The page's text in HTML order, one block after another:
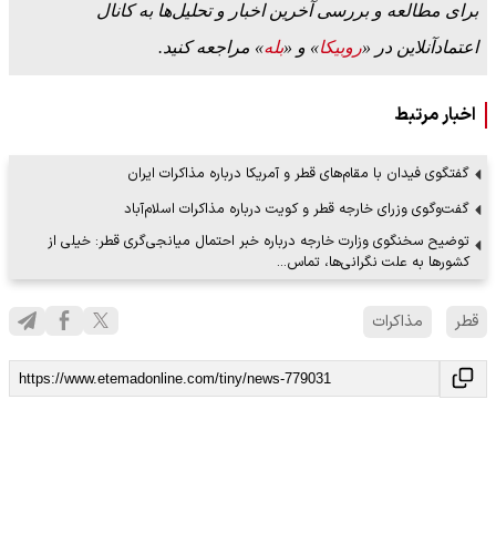
برای مطالعه و بررسی آخرین اخبار و تحلیل‌ها به کانال
اعتمادآنلاین در «روبیکا» و «بله» مراجعه کنید.
اخبار مرتبط
گفتگوی فیدان با مقام‌های قطر و آمریکا درباره مذاکرات ایران
گفت‌وگوی وزرای خارجه قطر و کویت درباره مذاکرات اسلام‌آباد
توضیح سخنگوی وزارت خارجه درباره خبر احتمال میانجی‌گری قطر: خیلی از
کشورها به علت نگرانی‌ها، تماس…
قطر مذاکرات